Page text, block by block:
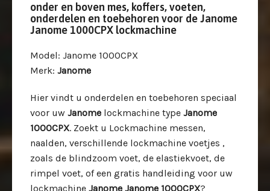
onder en boven mes, koffers, voeten,
onderdelen en toebehoren voor de Janome
Janome 1000CPX lockmachine
Model: Janome 1000CPX
Merk: Janome
Hier vindt u onderdelen en toebehoren speciaal
voor uw Janome lockmachine type Janome
1000CPX. Zoekt u Lockmachine messen,
naalden, verschillende lockmachine voetjes ,
zoals de blindzoom voet, de elastiekvoet, de
rimpel voet, of een gratis handleiding voor uw
lockmachine Janome Janome 1000CPX?